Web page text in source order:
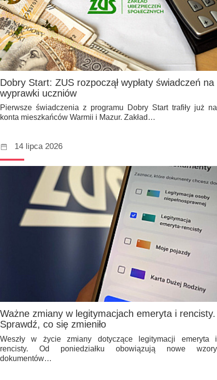
Dobry Start: ZUS rozpoczął wypłaty świadczeń na
wyprawki uczniów
Pierwsze świadczenia z programu Dobry Start trafiły już na
konta mieszkańców Warmii i Mazur. Zakład…
14 lipca 2026
Ważne zmiany w legitymacjach emeryta i rencisty.
Sprawdź, co się zmieniło
Weszły w życie zmiany dotyczące legitymacji emeryta i
rencisty. Od poniedziałku obowiązują nowe wzory
dokumentów…